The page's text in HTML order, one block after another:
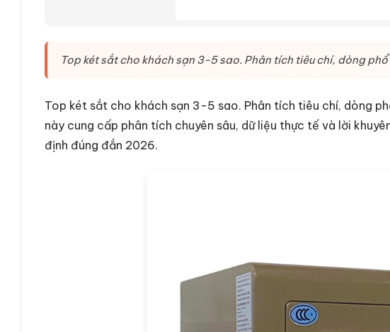
Top két sắt cho khách sạn 3-5 sao. Phân tích tiêu chí, dòng
Top két sắt cho khách sạn 3-5 sao. Phân tích tiêu chí, dòng
này cung cấp phân tích chuyên sâu, dữ liệu thực tế và lời
định đúng đắn 2026.